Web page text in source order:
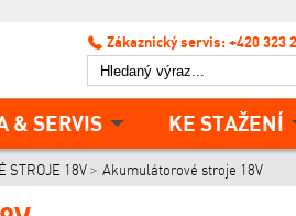
& SERVIS KE STAŽENÍ
Zákaznický servis: +420 323
STROJE 18V Akumulátorové stroje 18V